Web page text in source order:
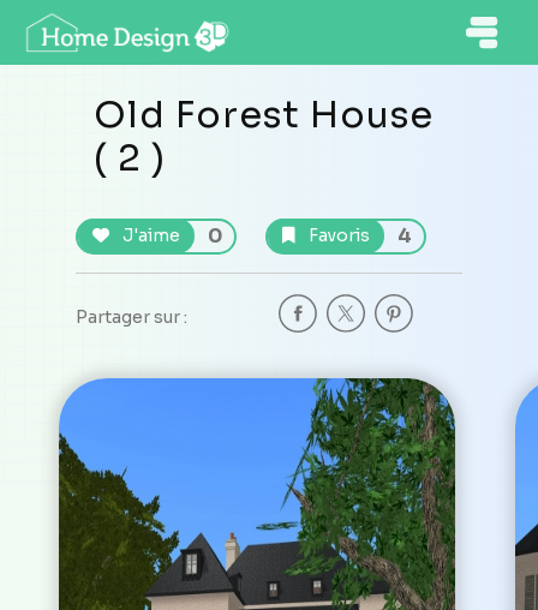
Old Forest House
( 2 )
J'aime 0 Favoris 4
Partager sur :